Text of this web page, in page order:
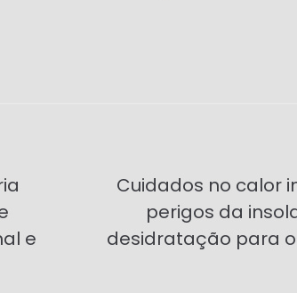
e
Cuidados no calor
perigos da
desidratação para